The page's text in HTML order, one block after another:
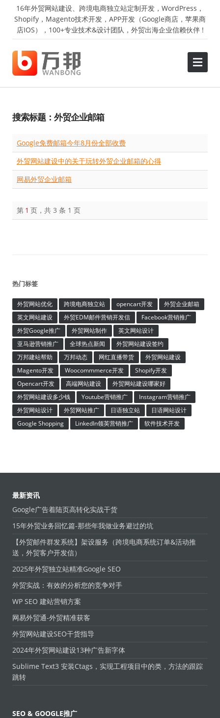
16年外贸网站建设、跨境电商独立站定制开发，WordPress，
Shopify，Magento技术开发，APP开发（Google商店，苹果商
店IOS），100+专业技术&设计团队，外贸出海企业信赖伙伴 !
搜索标题：外贸企业邮箱
Google免费邮箱今年8月份全部收费
外贸网站建设中的关于玩转外贸企业邮箱的心得
网易外贸企业邮箱
第 1 页，共 3 条 1 页
热门标签
外贸网站优化 跨境电商独立站 opencart开发
外贸企业邮箱
英文网站建设
外贸EDM邮件营销开发信
Facebook营销推广
外贸Google推广
外贸网站制作
英文网站设计
亚马逊营销推广
全球热点新闻
外贸网站建设签约
万邦建站帮助
万邦动态 网红直播带货
外贸网站建设
Magento开发
Woocommmerce开发
Shopify开发
Opencart开发
高端网站建设
外贸网站建设哪家好
外贸网站建设多少钱
Youtube营销推广
Instagram营销推广
外贸网站设计
外贸网站推广 日语独立站
日语网站设计
Google Shopping
LinkedIn领英营销推广 软件技术开发
最新资讯
Google广告着陆页高转化实战干货
15年外贸业务回忆篇-那些年我做业务避过的坑
【外贸邮件群发系统】架设服务（跨境电商系统订单&活动推
送，外贸客户开发信）
2025年外贸独立站精准Google SEO
外贸实战：有效的分析您的竞争对手
WP SEO 建站营销方案
网易外贸通-外贸精准获客
外贸网站建设SEO干货指导
2024年外贸网站建设13种广告新字体
Sublime Text3 安装Ctags，实现工程项目中的类，方法的跟踪
跳转
SEO & GOOGLE推广